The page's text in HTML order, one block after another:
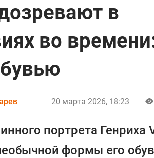
в
во
20 марта 2026, 18:23
портрета Генриха
формы его